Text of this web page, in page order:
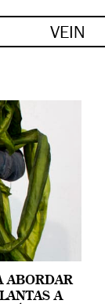
VEIN
ABORDAR
A